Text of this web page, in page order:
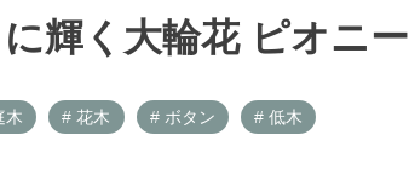
輝く大輪花 ピオニー
木 # 花木 # ボタン # 低木